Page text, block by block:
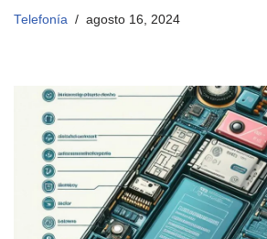
Telefonía agosto 16, 2024